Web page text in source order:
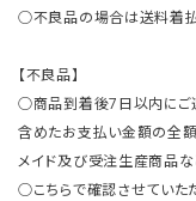
○不良品の場合は送料着払
【不良品】
○商品到着後7日以内にご
含めたお支払い金額の全額
メイド及び受注生産商品な
○こちらで確認させていた